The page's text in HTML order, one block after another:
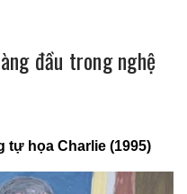
đầu trong nghệ
tự họa Charlie (1995)